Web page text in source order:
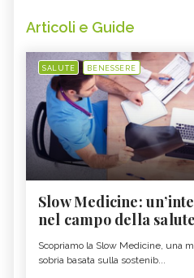
Articoli e Guide
SALUTE BENESSERE
Slow Medicine:
nel campo della salute
Scopriamo la Slow Medicine, una
sobria basata sulla sostenib...